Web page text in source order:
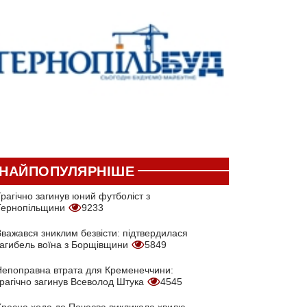
загинув юний футболіст з
9233
зниклим безвісти: підтвердилася
воїна з Борщівщини
5849
втрата для Кременеччини:
загинув Всеволод Штука
4545